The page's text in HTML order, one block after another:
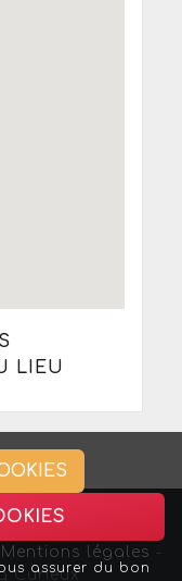
LIEU
Mentions légales
Curieux
assurer du bon